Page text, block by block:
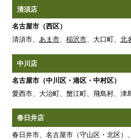
清須店
名古屋市（西区）
清須市、 あま市、 稲沢市、大口町、 北
中川店
名古屋市（中川区・港区・中村区）
愛西市、大治町、蟹江町、飛島村、津
春日井店
春日井市、名古屋市（守山区・北区）